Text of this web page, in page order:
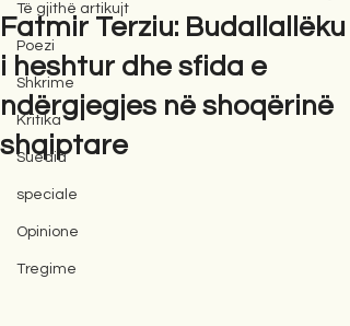
Të gjithë artikujt
Poezi
Shkrime
Kritika
Suedia
speciale
Opinione
Tregime
Fatmir Terziu: Budallallëku
i heshtur dhe sfida e
ndërgjegjes në shoqërinë
shqiptare